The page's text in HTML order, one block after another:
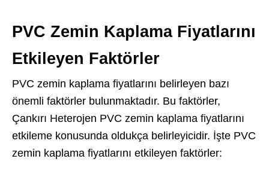
PVC Zemin Kaplama Fiyatlarını
Etkileyen Faktörler
PVC zemin kaplama fiyatlarını belirleyen bazı
önemli faktörler bulunmaktadır. Bu faktörler,
Çankırı Heterojen PVC zemin kaplama fiyatlarını
etkileme konusunda oldukça belirleyicidir. İşte PVC
zemin kaplama fiyatlarını etkileyen faktörler: